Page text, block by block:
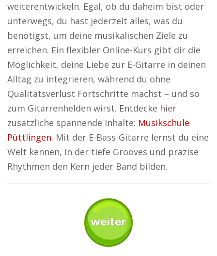
weiterentwickeln. Egal, ob du daheim bist oder
unterwegs, du hast jederzeit alles, was du
benötigst, um deine musikalischen Ziele zu
erreichen. Ein flexibler Online-Kurs gibt dir die
Möglichkeit, deine Liebe zur E-Gitarre in deinen
Alltag zu integrieren, während du ohne
Qualitätsverlust Fortschritte machst – und so
zum Gitarrenhelden wirst. Entdecke hier
zusätzliche spannende Inhalte: Musikschule
Püttlingen. Mit der E-Bass-Gitarre lernst du eine
Welt kennen, in der tiefe Grooves und präzise
Rhythmen den Kern jeder Band bilden.